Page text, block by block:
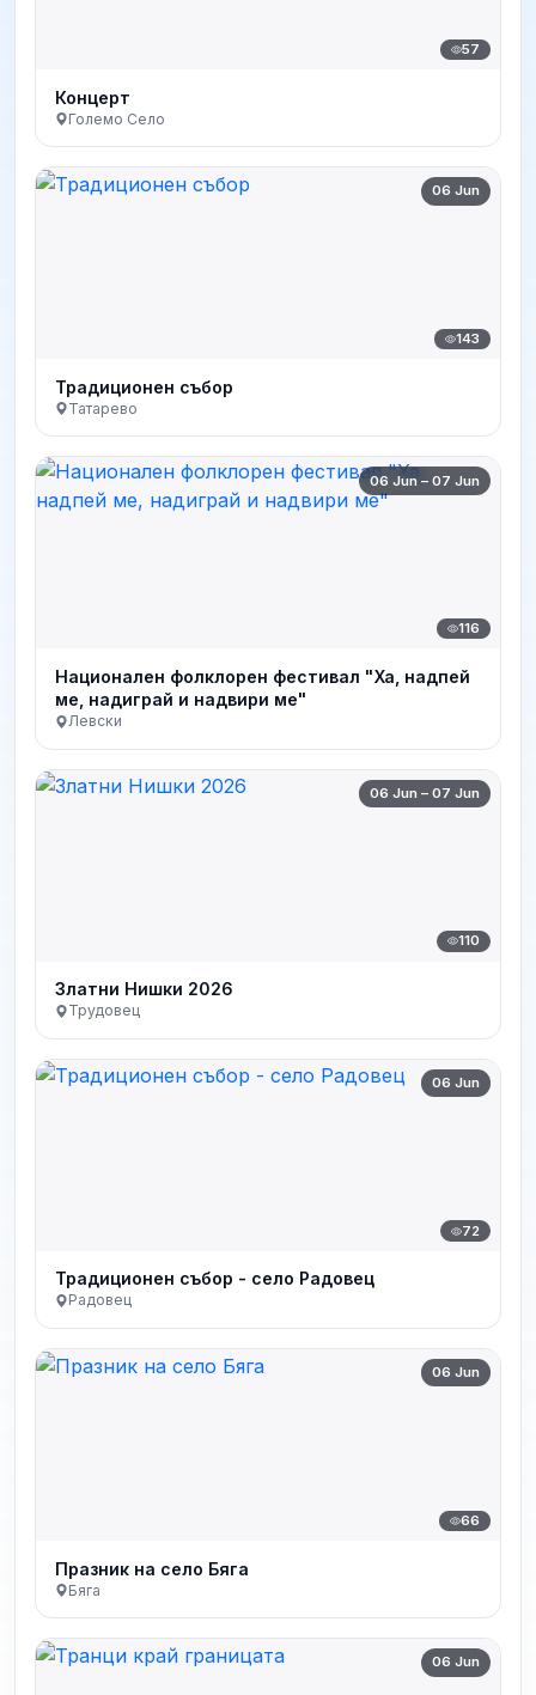
57
Концерт
Големо Село
06 Jun
143
Традиционен събор
Татарево
06 Jun – 07 Jun
116
Национален фолклорен фестивал "Ха, надпей
ме, надиграй и надвири ме"
Левски
06 Jun – 07 Jun
110
Златни Нишки 2026
Трудовец
06 Jun
72
Традиционен събор - село Радовец
Радовец
06 Jun
66
Празник на село Бяга
Бяга
06 Jun